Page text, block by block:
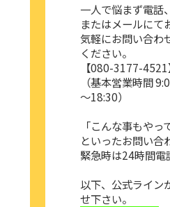
一人で悩まず電話、
またはメールにて
気軽にお問い合わ
ください。
【080-3177-4521
（基本営業時間
～18:30）
「こんな事もやっ
といったお問い合
緊急時は24時間電
以下、公式ライン
せ下さい。